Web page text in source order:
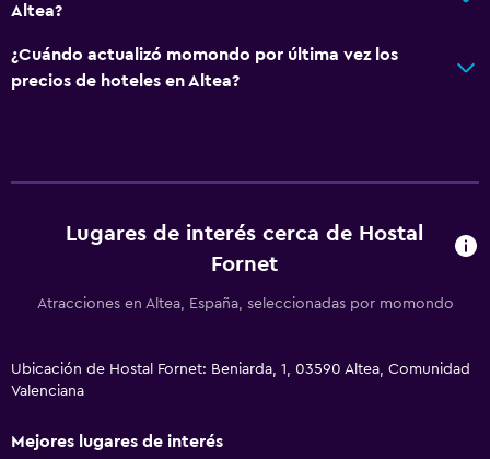
Altea?
¿Cuándo actualizó momondo por última vez los
precios de hoteles en Altea?
Lugares de interés cerca de Hostal
Fornet
Atracciones en Altea, España, seleccionadas por momondo
Ubicación de Hostal Fornet: Beniarda, 1, 03590 Altea, Comunidad
Valenciana
Mejores lugares de interés